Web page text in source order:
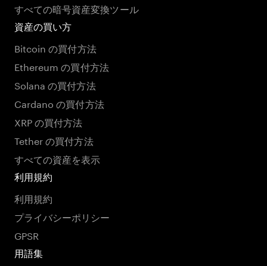
すべての暗号資産変換ツール
資産の買い方
Bitcoin の買付方法
Ethereum の買付方法
Solana の買付方法
Cardano の買付方法
XRP の買付方法
Tether の買付方法
すべての資産を表示
利用規約
利用規約
プライバシーポリシー
GPSR
用語集